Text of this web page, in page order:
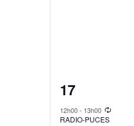
1
event,
17
12h00- 13h00
RADIO-PUCES